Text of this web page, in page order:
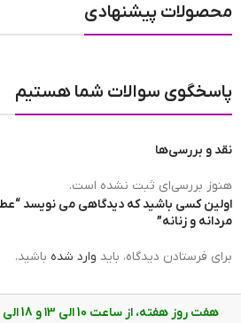
محصولات پیشنهادی
پاسخگوی سوالات شما هستیم
نقد و بررسی‌ها
هنوز بررسی‌ای ثبت نشده است.
اولین کسی باشید که دیدگاهی می نویسد
مردانه و زنانه”
برای فرستادن دیدگاه، باید وارد شده باشید.
هفت روز هفته، از ساعت 10 الی ۱3 و 18 الی ۲2 پاسخگوی شما هستیم.